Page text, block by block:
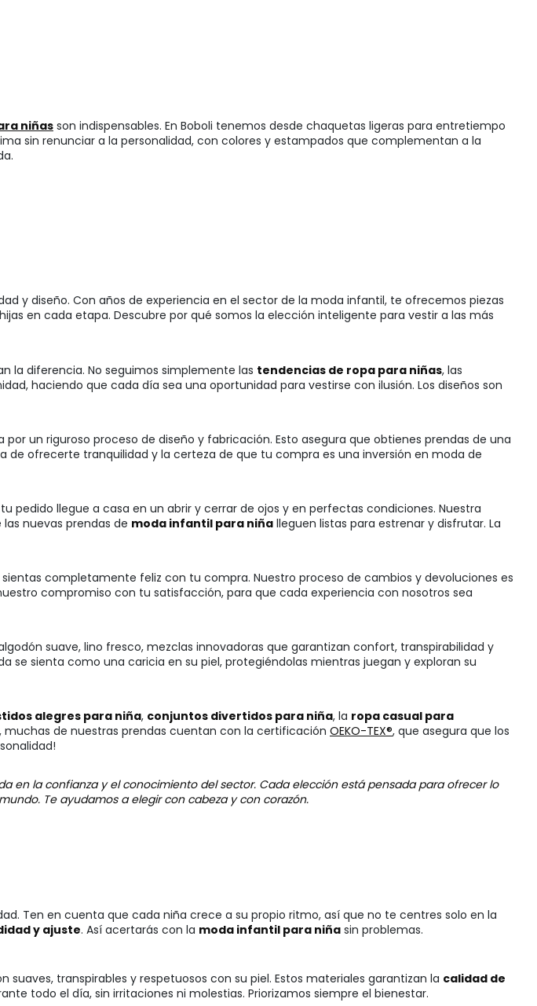
niñasson indispensables. En Boboli tenemos desde chaquetas ligeras para entretiempo
sin renunciar a la personalidad, con colores y estampados que complementan a la
y diseño. Con años de experiencia en el sector de la moda infantil, te ofrecemos piezas
en cada etapa. Descubre por qué somos la elección inteligente para vestir a las más
la diferencia. No seguimos simplemente las tendencias de ropa para niñas, las
haciendo que cada día sea una oportunidad para vestirse con ilusión. Los diseños son
por un riguroso proceso de diseño y fabricación. Esto asegura que obtienes prendas de una
ofrecerte tranquilidad y la certeza de que tu compra es una inversión en moda de
pedido llegue a casa en un abrir y cerrar de ojos y en perfectas condiciones. Nuestra
nuevas prendas de moda infantil para niña lleguen listas para estrenar y disfrutar. La
completamente feliz con tu compra. Nuestro proceso de cambios y devoluciones es
compromiso con tu satisfacción, para que cada experiencia con nosotros sea
suave, lino fresco, mezclas innovadoras que garantizan confort, transpirabilidad y
se sienta como una caricia en su piel, protegiéndolas mientras juegan y exploran su
alegres para niña, conjuntos divertidos para niña, la ropa casual para
muchas de nuestras prendas cuentan con la certificación OEKO-TEX®, que asegura que los
en la confianza y el conocimiento del sector. Cada elección está pensada para ofrecer lo
Te ayudamos a elegir con cabeza y con corazón.
Ten en cuenta que cada niña crece a su propio ritmo, así que no te centres solo en la
y ajuste. Así acertarás con la moda infantil para niña sin problemas.
transpirables y respetuosos con su piel. Estos materiales garantizan la calidad de
todo el día, sin irritaciones ni molestias. Priorizamos siempre el bienestar.